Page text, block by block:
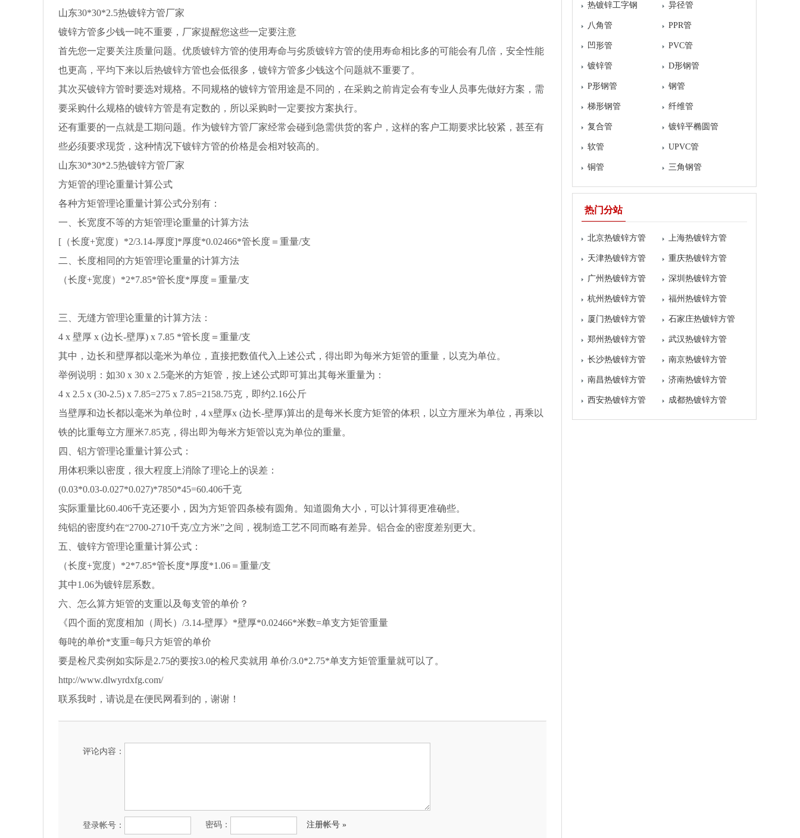
山东30*30*2.5热镀锌方管厂家
镀锌方管多少钱一吨不重要，厂家提醒您这些一定要注意
首先您一定要关注质量问题。优质镀锌方管的使用寿命与劣质镀锌方管的使用寿命相比多的可能会有几倍，安全性能
也更高，平均下来以后热镀锌方管也会低很多，镀锌方管多少钱这个问题就不重要了。
其次买镀锌方管时要选对规格。不同规格的镀锌方管用途是不同的，在采购之前肯定会有专业人员事先做好方案，需
要采购什么规格的镀锌方管是有定数的，所以采购时一定要按方案执行。
还有重要的一点就是工期问题。作为镀锌方管厂家经常会碰到急需供货的客户，这样的客户工期要求比较紧，甚至有
些必须要求现货，这种情况下镀锌方管的价格是会相对较高的。
山东30*30*2.5热镀锌方管厂家
方矩管的理论重量计算公式
各种方矩管理论重量计算公式分别有：
一、长宽度不等的方矩管理论重量的计算方法
[（长度+宽度）*2/3.14-厚度]*厚度*0.02466*管长度＝重量/支
二、长度相同的方矩管理论重量的计算方法
（长度+宽度）*2*7.85*管长度*厚度＝重量/支
三、无缝方管理论重量的计算方法：
4 x 壁厚 x (边长-壁厚) x 7.85 *管长度＝重量/支
其中，边长和壁厚都以毫米为单位，直接把数值代入上述公式，得出即为每米方矩管的重量，以克为单位。
举例说明：如30 x 30 x 2.5毫米的方矩管，按上述公式即可算出其每米重量为：
4 x 2.5 x (30-2.5) x 7.85=275 x 7.85=2158.75克，即约2.16公斤
当壁厚和边长都以毫米为单位时，4 x壁厚x (边长-壁厚)算出的是每米长度方矩管的体积，以立方厘米为单位，再乘以
铁的比重每立方厘米7.85克，得出即为每米方矩管以克为单位的重量。
四、铝方管理论重量计算公式：
用体积乘以密度，很大程度上消除了理论上的误差：
(0.03*0.03-0.027*0.027)*7850*45=60.406千克
实际重量比60.406千克还要小，因为方矩管四条棱有圆角。知道圆角大小，可以计算得更准确些。
纯铝的密度约在“2700-2710千克/立方米”之间，视制造工艺不同而略有差异。铝合金的密度差别更大。
五、镀锌方管理论重量计算公式：
（长度+宽度）*2*7.85*管长度*厚度*1.06＝重量/支
其中1.06为镀锌层系数。
六、怎么算方矩管的支重以及每支管的单价？
《四个面的宽度相加（周长）/3.14-壁厚》*壁厚*0.02466*米数=单支方矩管重量
每吨的单价*支重=每只方矩管的单价
要是检尺卖例如实际是2.75的要按3.0的检尺卖就用 单价/3.0*2.75*单支方矩管重量就可以了。
http://www.dlwyrdxfg.com/
联系我时，请说是在便民网看到的，谢谢！
评论内容：
登录帐号： 密码： 注册帐号 »
热镀锌工字钢 异径管
八角管 PPR管
凹形管 PVC管
镀锌管 D形钢管
P形钢管 钢管
梯形钢管 纤维管
复合管 镀锌平椭圆管
软管 UPVC管
铜管 三角钢管
热门分站
北京热镀锌方管 上海热镀锌方管
天津热镀锌方管 重庆热镀锌方管
广州热镀锌方管 深圳热镀锌方管
杭州热镀锌方管 福州热镀锌方管
厦门热镀锌方管 石家庄热镀锌方管
郑州热镀锌方管 武汉热镀锌方管
长沙热镀锌方管 南京热镀锌方管
南昌热镀锌方管 济南热镀锌方管
西安热镀锌方管 成都热镀锌方管